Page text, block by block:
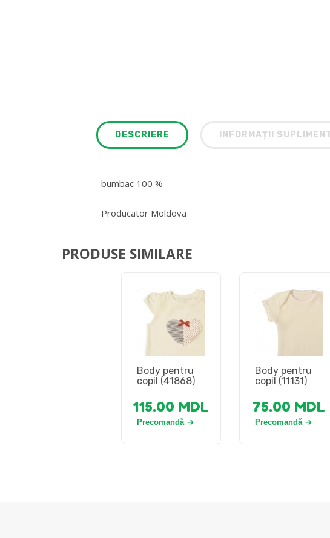
DESCRIERE INFORMAȚII
bumbac 100 %
Producator Moldova
PRODUSE SIMILARE
Body pentru
copil (41868)
115.00 MDL
Precomandă
Body pentru
copil (11131)
75.00 MDL
Precomandă